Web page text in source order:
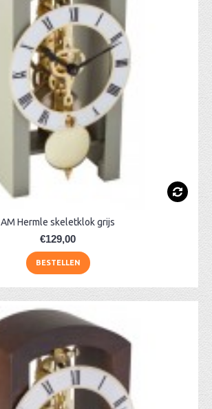
AM Hermle skeletklok grijs
€129,00
BESTELLEN